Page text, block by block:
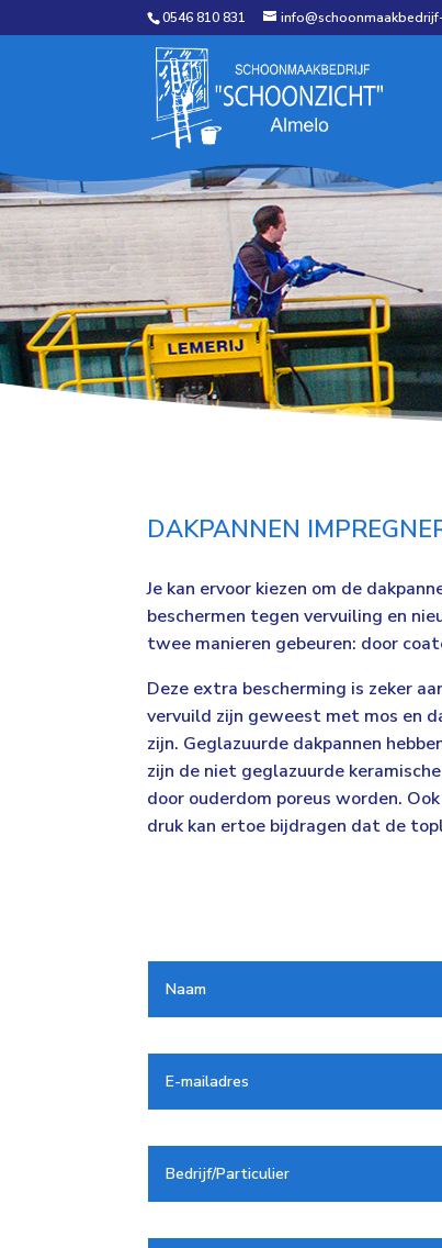
0546 810 831
DAKPANNEN
Je kan ervoor kiezen om de
beschermen tegen vervuiling en
twee manieren gebeuren: door
Deze extra bescherming is zeker
vervuild zijn geweest met mos en
zijn. Geglazuurde dakpannen
zijn de niet geglazuurde
door ouderdom poreus worden.
druk kan ertoe bijdragen dat de